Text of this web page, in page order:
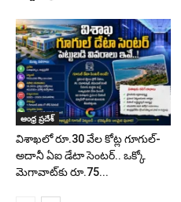
ఆంధ్ర ప్రదేశ్
విశాఖలో రూ.30 వేల కోట్ల గూగుల్-
అదానీ ఏఐ డేటా సెంటర్.. ఒక్కో
మెగావాట్‌కు రూ.75...